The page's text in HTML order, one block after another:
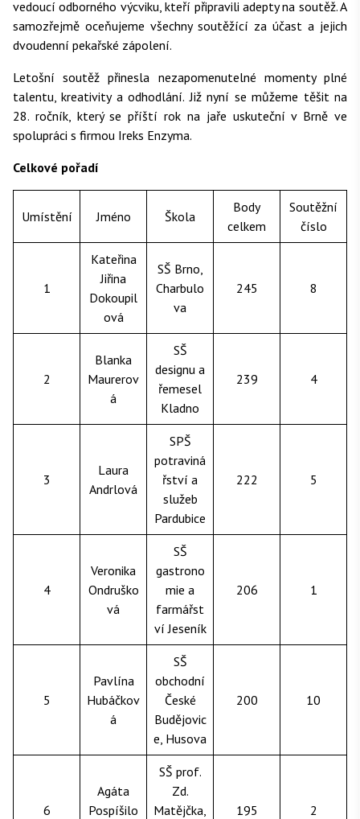
vedoucí odborného výcviku, kteří připravili adepty na soutěž. A
samozřejmě oceňujeme všechny soutěžící za účast a jejich
dvoudenní pekařské zápolení.
Letošní soutěž přinesla nezapomenutelné momenty plné
talentu, kreativity a odhodlání. Již nyní se můžeme těšit na
28. ročník, který se příští rok na jaře uskuteční v Brně ve
spolupráci s firmou Ireks Enzyma.
Celkové pořadí
Umístění Jméno Škola
Body
celkem
Soutěžní
číslo
1
Kateřina
Jiřina
Dokoupil
ová
SŠ Brno,
Charbulo
va
245 8
2
Blanka
Maurerov
á
SŠ
designu a
řemesel
Kladno
239 4
3
Laura
Andrlová
SPŠ
potraviná
řství a
služeb
Pardubice
222 5
4
Veronika
Ondruško
vá
SŠ
gastrono
mie a
farmářst
ví Jeseník
206 1
5
Pavlína
Hubáčkov
á
SŠ
obchodní
České
Budějovic
e, Husova
200 10
6
Agáta
Pospíšilo
SŠ prof.
Zd.
Matějčka,
195 2